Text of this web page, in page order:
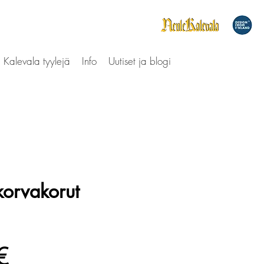
Kalevala tyylejä Info
Uutiset ja blogi
Hinta